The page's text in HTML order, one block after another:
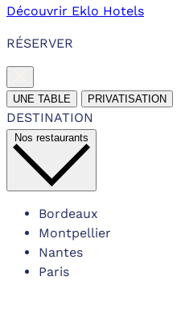
Découvrir Eklo Hotels
RÉSERVER
UNE TABLE PRIVATISATION
DESTINATION
Nos restaurants
Bordeaux
Montpellier
Nantes
Paris